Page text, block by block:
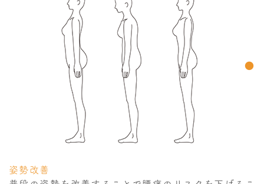
●
姿勢改善